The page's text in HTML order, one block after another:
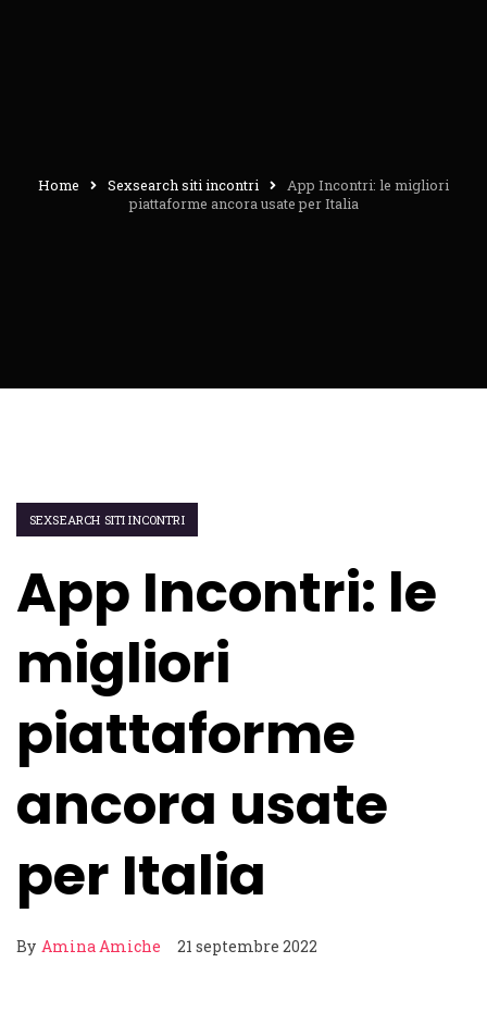
Home Sexsearch siti incontri
App Incontri: le migliori
piattaforme ancora usate per Italia
SEXSEARCH SITI INCONTRI
App Incontri: le
migliori
piattaforme
ancora usate
per Italia
By Amina Amiche 21 septembre 2022